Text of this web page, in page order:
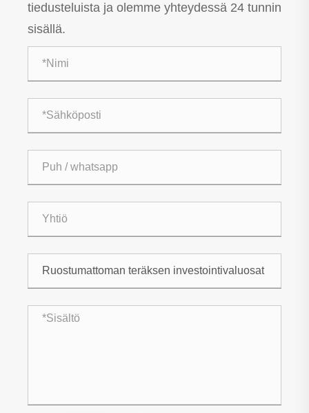
tiedusteluista ja olemme yhteydessä 24 tunnin
sisällä.